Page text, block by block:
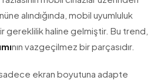
alındığında, mobil uyumluluk
gereklilik haline gelmiştir. Bu trend,
nın vazgeçilmez bir parçasıdır.
ekran boyutuna adapte